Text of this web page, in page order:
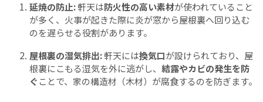
延焼の防止:軒天は防火性の高い素材が使われていること
が多く、火事が起きた際に炎が窓から屋根裏へ回り込む
のを遅らせる役割があります。
屋根裏の湿気排出:軒天には換気口が設けられており、屋
根裏にこもる湿気を外に逃がし、 結露やカビの発生を防
ぐ ことで、家の構造材（木材）が腐食するのを防ぎます。